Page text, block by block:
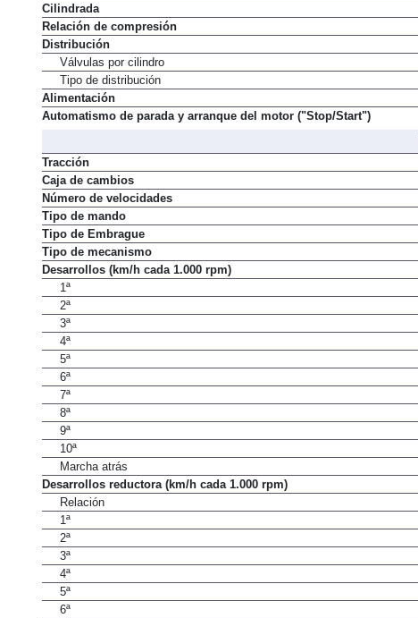
Cilindrada
Relación de compresión
Distribución
Válvulas por cilindro
Tipo de distribución
Alimentación
Automatismo de parada y arranque del motor ("Stop/Start")
Tracción
Caja de cambios
Número de velocidades
Tipo de mando
Tipo de Embrague
Tipo de mecanismo
Desarrollos (km/h cada 1.000 rpm)
1ª
2ª
3ª
4ª
5ª
6ª
7ª
8ª
9ª
10ª
Marcha atrás
Desarrollos reductora (km/h cada 1.000 rpm)
Relación
1ª
2ª
3ª
4ª
5ª
6ª